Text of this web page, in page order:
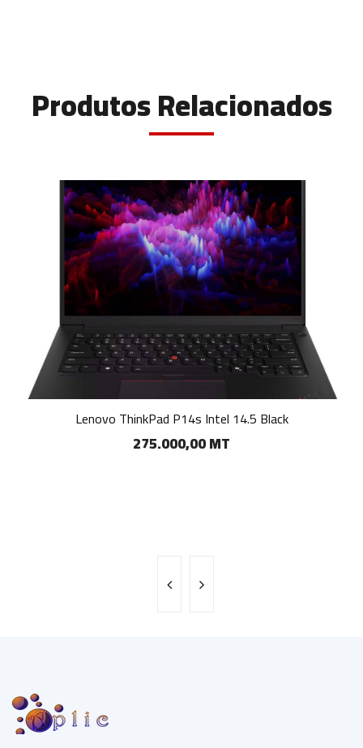
Produtos Relacionados
Lenovo ThinkPad P14s Intel 14.5 Black
275.000,00 MT